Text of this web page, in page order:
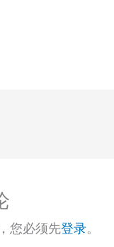
您必须先登录。